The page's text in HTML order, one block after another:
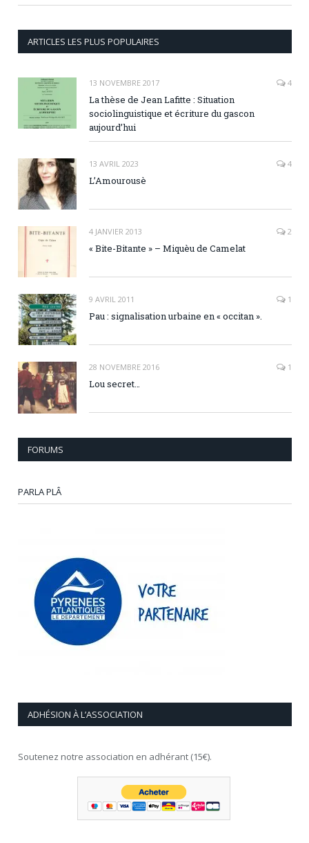
ARTICLES LES PLUS POPULAIRES
13 NOVEMBRE 2017 4
La thèse de Jean Lafitte : Situation
sociolinguistique et écriture du gascon
aujourd’hui
13 AVRIL 2023 4
L’Amourousè
4 JANVIER 2013 2
« Bite-Bitante » – Miquèu de Camelat
9 AVRIL 2011 1
Pau : signalisation urbaine en « occitan ».
28 NOVEMBRE 2016 1
Lou secret…
FORUMS
PARLA PLÂ
ADHÉSION À L’ASSOCIATION
Soutenez notre association en adhérant (15€).